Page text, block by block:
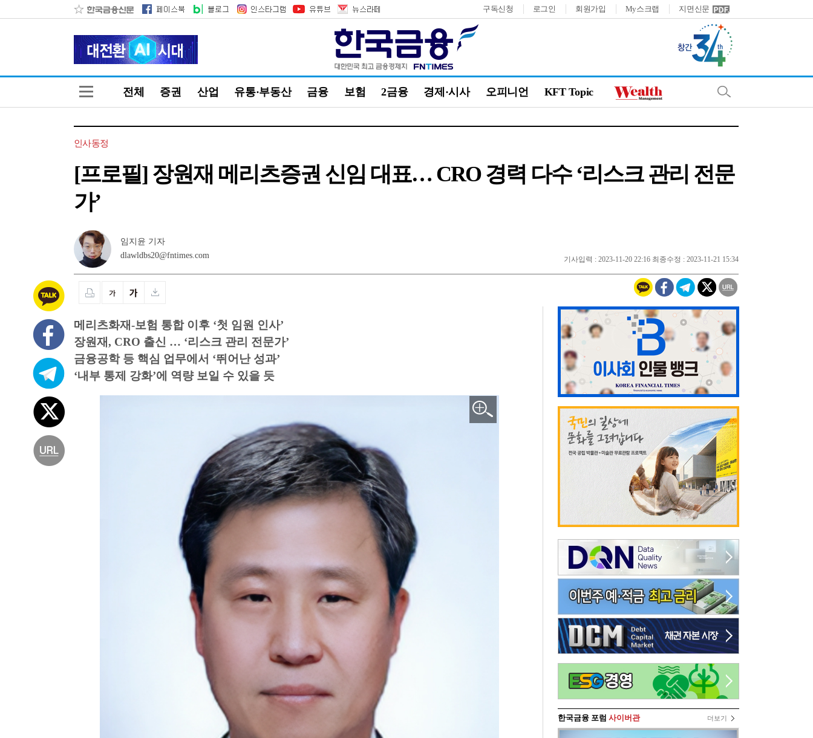
구독신청 로그인 회원가입 My스크랩 지면신문
전체 증권 산업 유통·부동산 금융 보험 2금융 경제·시사 오피니언 KFT Topic
인사동정
[프로필] 장원재 메리츠증권 신임 대표… CRO 경력 다수 ‘리스크 관리 전문
가’
임지윤 기자
dlawldbs20@fntimes.com
기사입력 : 2023-11-20 22:16 최종수정 : 2023-11-21 15:34
메리츠화재-보험 통합 이후 ‘첫 임원 인사’
장원재, CRO 출신 … ‘리스크 관리 전문가’
금융공학 등 핵심 업무에서 ‘뛰어난 성과’
‘내부 통제 강화’에 역량 보일 수 있을 듯
한국금융 포럼 사이버관 더보기